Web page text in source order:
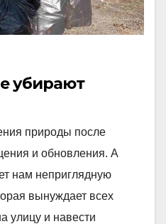
убирают
природы после
и обновления. А
нам неприглядную
вынуждает всех
улицу и навести